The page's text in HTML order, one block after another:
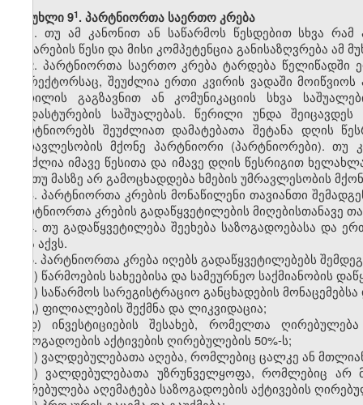
მუხლი 9​1. პარტნიორთა საერთო კრება
1. თუ ამ კანონით ან საწარმოს წესდებით სხვა
ჩატარების წესი და მისი კომპეტენცია განისაზღვრება
2. პარტნიორთა საერთო კრება ტარდება წელიწადში
დირექტორსაც, შეუძლია ერთი კვირის ვადაში
წერილის გაგზავნით ან კომუნიკაციის სხვა
დადასტურების საშუალებას. წერილი უნდა
პარტნიორებს შეუძლიათ დამატებათა შეტანა დღის
უმრავლესობის მქონე პარტნიორი (პარტნიორები). თუ
შეუძლია იმავე წესითა და იმავე დღის წესრიგით
კი, თუ მასზე არ გამოცხადდება ხმების უმრავლესობის
3. პარტნიორთა კრების მონაწილენი თავიანთი
პარტნიორთა კრების გადაწყვეტილების მიღებისთანავე
4. თუ გადაწყვეტილება შეეხება საზოგადოებასა და
არა აქვს.
5. პარტნიორთა კრება იღებს გადაწყვეტილებებს
ა) წარმოების სახეებისა და სამეურნეო საქმიანობის
ბ) საწარმოს სარეგისტრაციო განცხადების
გ) ფილიალების შექმნა და ლიკვიდაცია;
დ) ინვესტიციების შესახებ, რომელთა
საზოგადოების აქტივების ღირებულების 50%-ს;
ე) ვალდებულებათა აღება, რომლებიც ცალკე ან
ვ) ვალდებულებათა უზრუნველყოფა, რომლებიც არ
ღირებულება აღემატება საზოგადოების აქტივების